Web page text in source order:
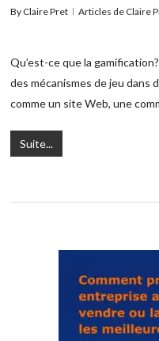
By Claire Pret Articles de Claire
Qu’est-ce que la
des mécanismes de jeu dans
comme un site Web, une
Suite...